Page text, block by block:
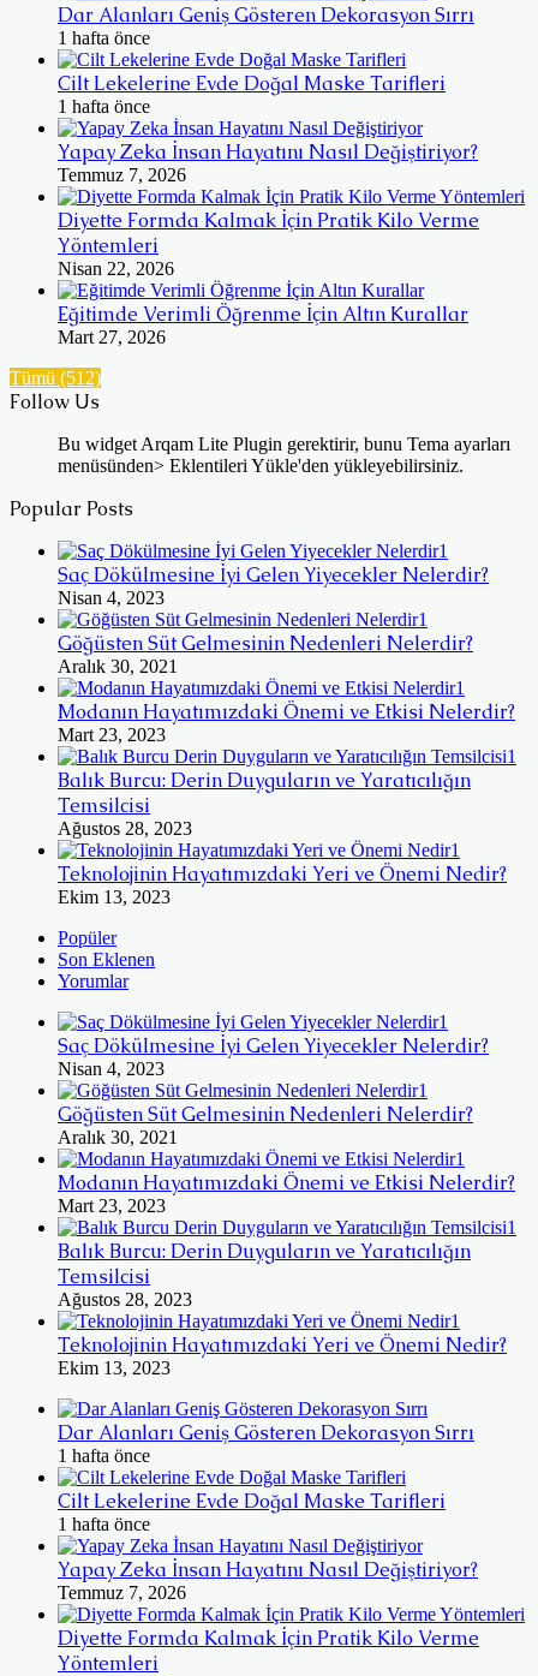
Dar Alanları Geniş Gösteren Dekorasyon Sırrı
1 hafta önce
Cilt Lekelerine Evde Doğal Maske Tarifleri
1 hafta önce
Yapay Zeka İnsan Hayatını Nasıl Değiştiriyor?
Temmuz 7, 2026
Diyette Formda Kalmak İçin Pratik Kilo Verme
Yöntemleri
Nisan 22, 2026
Eğitimde Verimli Öğrenme İçin Altın Kurallar
Mart 27, 2026
Tümü (512)
Follow Us
Bu widget Arqam Lite Plugin gerektirir, bunu Tema ayarları
menüsünden> Eklentileri Yükle'den yükleyebilirsiniz.
Popular Posts
Saç Dökülmesine İyi Gelen Yiyecekler Nelerdir?
Nisan 4, 2023
Göğüsten Süt Gelmesinin Nedenleri Nelerdir?
Aralık 30, 2021
Modanın Hayatımızdaki Önemi ve Etkisi Nelerdir?
Mart 23, 2023
Balık Burcu: Derin Duyguların ve Yaratıcılığın
Temsilcisi
Ağustos 28, 2023
Teknolojinin Hayatımızdaki Yeri ve Önemi Nedir?
Ekim 13, 2023
Popüler
Son Eklenen
Yorumlar
Saç Dökülmesine İyi Gelen Yiyecekler Nelerdir?
Nisan 4, 2023
Göğüsten Süt Gelmesinin Nedenleri Nelerdir?
Aralık 30, 2021
Modanın Hayatımızdaki Önemi ve Etkisi Nelerdir?
Mart 23, 2023
Balık Burcu: Derin Duyguların ve Yaratıcılığın
Temsilcisi
Ağustos 28, 2023
Teknolojinin Hayatımızdaki Yeri ve Önemi Nedir?
Ekim 13, 2023
Dar Alanları Geniş Gösteren Dekorasyon Sırrı
1 hafta önce
Cilt Lekelerine Evde Doğal Maske Tarifleri
1 hafta önce
Yapay Zeka İnsan Hayatını Nasıl Değiştiriyor?
Temmuz 7, 2026
Diyette Formda Kalmak İçin Pratik Kilo Verme
Yöntemleri